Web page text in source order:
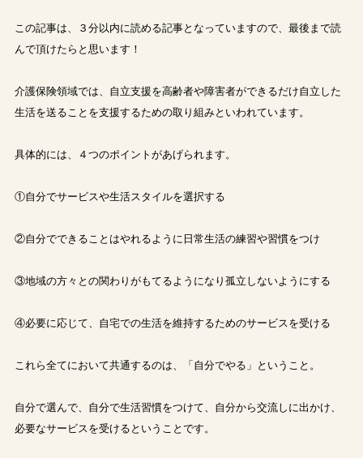
この記事は、３分以内に読める記事となっていますので、最後まで読
んで頂けたらと思います！
介護保険領域では、自立支援を高齢者や障害者ができるだけ自立した
生活を送ることを支援するための取り組みといわれています。
具体的には、４つのポイントがあげられます。
①自分でサービスや生活スタイルを選択する
②自分でできることはやれるように日常生活の練習や習慣をつけ
③地域の方々との関わりがもてるようになり孤立しないようにする
④必要に応じて、自宅での生活を維持するためのサービスを受ける
これら全てにおいて共通するのは、「自分でやる」ということ。
自分で選んで、自分で生活習慣をつけて、自分から交流しに出かけ、
必要なサービスを受けるということです。